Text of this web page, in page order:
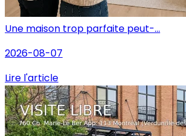
Une maison trop parfaite peut-...
2026-08-07
Lire l'article